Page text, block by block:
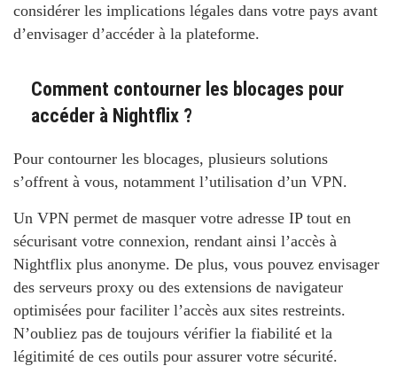
considérer les implications légales dans votre pays avant
d’envisager d’accéder à la plateforme.
Comment contourner les blocages pour
accéder à Nightflix ?
Pour contourner les blocages, plusieurs solutions
s’offrent à vous, notamment l’utilisation d’un VPN.
Un VPN permet de masquer votre adresse IP tout en
sécurisant votre connexion, rendant ainsi l’accès à
Nightflix plus anonyme. De plus, vous pouvez envisager
des serveurs proxy ou des extensions de navigateur
optimisées pour faciliter l’accès aux sites restreints.
N’oubliez pas de toujours vérifier la fiabilité et la
légitimité de ces outils pour assurer votre sécurité.